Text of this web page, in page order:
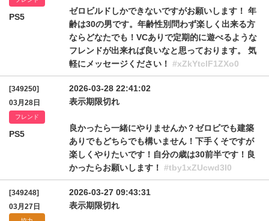
PS5
ゼロビルドしかできないですがお願いします！ 年
齢は30の男です。年齢性別問わず楽しく出来る方
ならどなたでも！VCありで定期的に遊べるような
フレンドが出来れば良いなと思っております。 気
軽にメッセージください！ #xZkYtclF1ZXo0
[349250]
03月28日
フレンド
PS5
2026-03-28 22:41:02
表示期限切れ
良かったら一緒にやりませんか？ゼロビでも建築
ありでもどちらでも構いません！下手くそですが
楽しくやりたいです！自分の歳は30前半です！良
かったらお願いします！ #tby1xZUcwd3I0
[349248]
03月27日
2026-03-27 09:43:31
表示期限切れ